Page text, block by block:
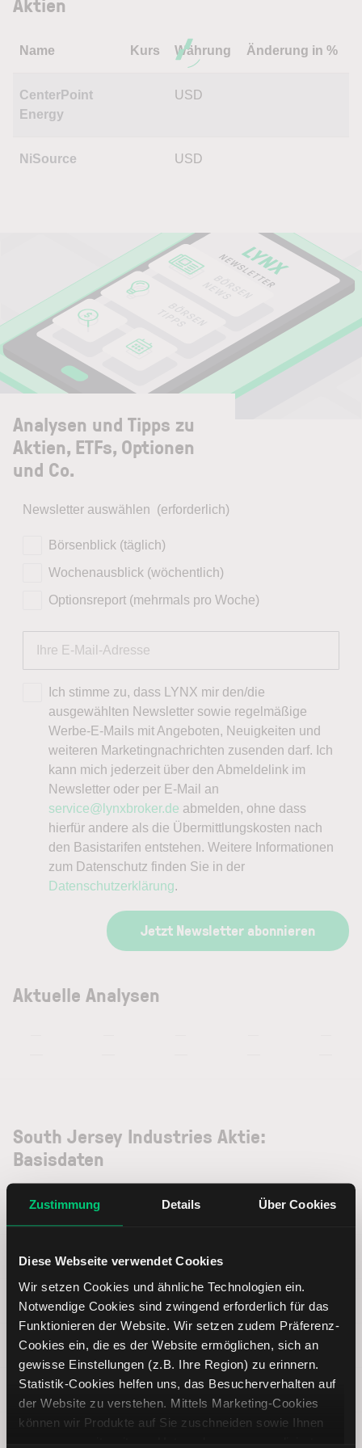
Zustimmung Details Über Cookies
Diese Webseite verwendet Cookies
Wir setzen Cookies und ähnliche Technologien ein.
Notwendige Cookies sind zwingend erforderlich für das
Funktionieren der Website. Wir setzen zudem Präferenz-
Cookies ein, die es der Website ermöglichen, sich an
gewisse Einstellungen (z.B. Ihre Region) zu erinnern.
Statistik-Cookies helfen uns, das Besucherverhalten auf
der Website zu verstehen. Mittels Marketing-Cookies
können wir Produkte auf Sie zuschneiden sowie Ihnen
Name Kurs Währung Änderung in %
CenterPoint
Energy
USD
NiSource USD
Analysen und Tipps zu
Aktien, ETFs, Optionen
und Co.
Newsletter auswählen (erforderlich)
Börsenblick (täglich)
Wochenausblick (wöchentlich)
Optionsreport (mehrmals pro Woche)
Ich stimme zu, dass LYNX mir den/die
ausgewählten Newsletter sowie regelmäßige
Werbe-E-Mails mit Angeboten, Neuigkeiten und
weiteren Marketingnachrichten zusenden darf. Ich
kann mich jederzeit über den Abmeldelink im
Newsletter oder per E-Mail an
service@lynxbroker.de abmelden, ohne dass
hierfür andere als die Übermittlungskosten nach
den Basistarifen entstehen. Weitere Informationen
zum Datenschutz finden Sie in der
Datenschutzerklärung.
Jetzt Newsletter abonnieren
Aktuelle Analysen
South Jersey Industries Aktie:
Basisdaten
ISIN US8385181081
Symbol SJI
Typ Aktie
Währung USD
Land Vereinigte Staaten von Amerika